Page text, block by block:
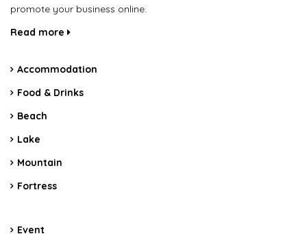
promote your business online.
Read more
Accommodation
Food & Drinks
Beach
Lake
Mountain
Fortress
Event